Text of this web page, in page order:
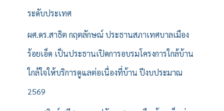
ระดับประเทศ
ผศ.ดร.สาธิต กฤตลักษณ์ ประธานสภาเทศบาลเมือง
ร้อยเอ็ด เป็นประธานเปิดการอบรมโครงการใกล้บ้าน
ใกล้ใจให้บริการดูแลต่อเนื่องที่บ้าน ปีงบประมาณ
2569